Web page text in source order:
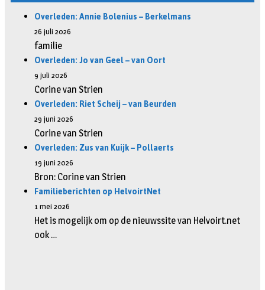
Overleden: Annie Bolenius – Berkelmans
26 juli 2026
familie
Overleden: Jo van Geel – van Oort
9 juli 2026
Corine van Strien
Overleden: Riet Scheij – van Beurden
29 juni 2026
Corine van Strien
Overleden: Zus van Kuijk – Pollaerts
19 juni 2026
Bron: Corine van Strien
Familieberichten op HelvoirtNet
1 mei 2026
Het is mogelijk om op de nieuwssite van Helvoirt.net
ook …